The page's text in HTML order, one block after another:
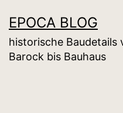
Inhalt
springen
EPOCA BLOG
historische Baudetails
Barock bis Bauhaus